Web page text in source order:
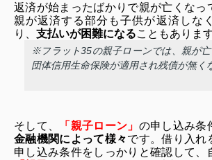
返済が始まったばかりで親が亡くなっ
親が返済する部分も子供が返済しな
り、 支払いが困難になることもあります
※フラット35の親子ローンでは、親が
団体信用生命保険が適用され残債が無く
そして、 「親子ローン」 の申し込み条
金融機関によって様々です。借り入れ
申し込み条件をしっかりと確認して、